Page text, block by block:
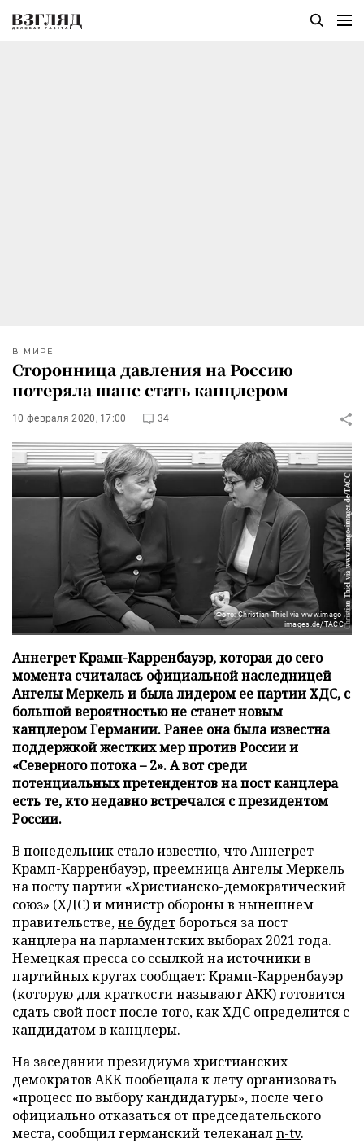
В МИРЕ
Сторонница давления на Россию
потеряла шанс стать канцлером
10 февраля 2020, 17:00 34
Фото: Christian Thiel via www.imago-
images.de/ТАСС
Аннегрет Крамп-Карренбауэр, которая до сего
момента считалась официальной наследницей
Ангелы Меркель и была лидером ее партии ХДС, с
большой вероятностью не станет новым
канцлером Германии. Ранее она была известна
поддержкой жестких мер против России и
«Северного потока – 2». А вот среди
потенциальных претендентов на пост канцлера
есть те, кто недавно встречался с президентом
России.
В понедельник стало известно, что Аннегрет
Крамп-Карренбауэр, преемница Ангелы Меркель
на посту партии «Христианско-демократический
союз» (ХДС) и министр обороны в нынешнем
правительстве,не будет бороться за пост
канцлера на парламентских выборах 2021 года.
Немецкая пресса со ссылкой на источники в
партийных кругах сообщает: Крамп-Карренбауэр
(которую для краткости называют АКК) готовится
сдать свой пост после того, как ХДС определится с
кандидатом в канцлеры.
На заседании президиума христианских
демократов АКК пообещала к лету организовать
«процесс по выбору кандидатуры», после чего
официально отказаться от председательского
места, сообщил германский телеканалn-tv.